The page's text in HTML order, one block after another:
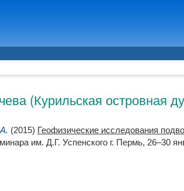
(Курильская островная
(2015) Геофизические исследования
им. Д.Г. Успенского г. Пермь, 26–30